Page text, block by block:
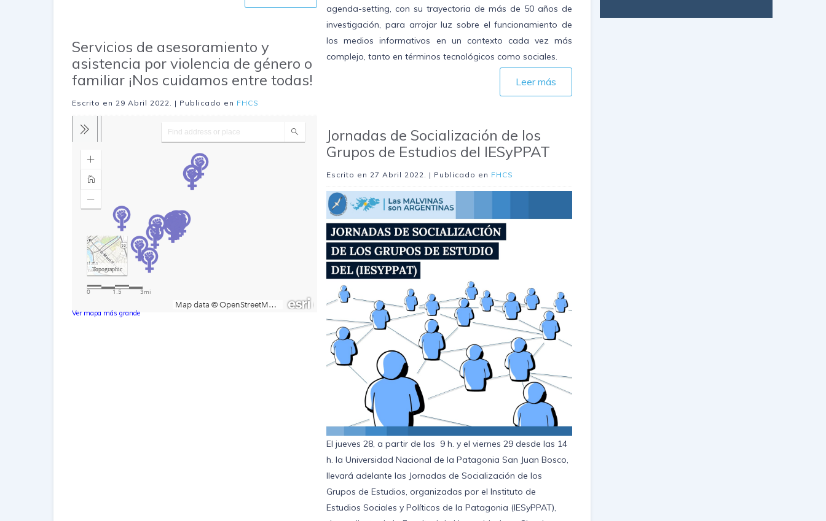
Servicios de asesoramiento y
asistencia por violencia de género o
familiar ¡Nos cuidamos entre todas!
Escrito en 29 Abril 2022 . | Publicado en FHCS
Ver mapa más grande
agenda-setting, con su trayectoria de más de 50 años de
investigación, para arrojar luz sobre el funcionamiento de
los medios informativos en un contexto cada vez más
complejo, tanto en términos tecnológicos como sociales.
Leer más
Jornadas de Socialización de los
Grupos de Estudios del IESyPPAT
Escrito en 27 Abril 2022 . | Publicado en FHCS
El jueves 28, a partir de las 9 h. y el viernes 29 desde las 14
h. la Universidad Nacional de la Patagonia San Juan Bosco,
llevará adelante las Jornadas de Socialización de los
Grupos de Estudios, organizadas por el Instituto de
Estudios Sociales y Políticos de la Patagonia (IESyPPAT),